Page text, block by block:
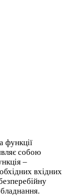
функції
собою
–
вхідних